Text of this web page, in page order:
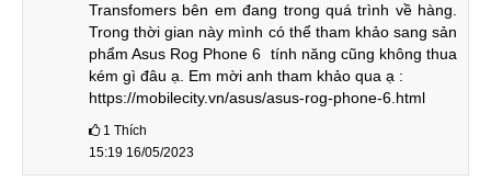
Thiết bị có 2 màu sắc, Trắng xanh và xanh dương được
thiết kế giống với mẫu Red Magic 7 Pro cơ bản nhưng có
thêm các họa tiêt bổ sung cho phù hợp với bản thường.
Điêm khác biệt lớn so với Red Magic 7 Pro cơ bản đến từ
phiên bản màu xanh dương với phần ,mặt lưng có thêm
nhiều chi tiết cắt sẻ hơn làm tăng vẻ hầm hố, cứng cáp và
Transfomers bên em đang trong quá trình về hàng.
Trong thời gian này mình có thể tham khảo sang sản
phẩm Asus Rog Phone 6  tính năng cũng không thua
kém gì đâu ạ. Em mời anh tham khảo qua ạ :
https://mobilecity.vn/asus/asus-rog-phone-6.html
1 Thích
15:19 16/05/2023